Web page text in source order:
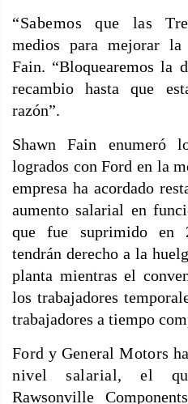
“Sabemos que las
medios para mejorar
Fain. “Bloquearemos la
recambio hasta que
razón”.
Shawn Fain enumeró
logrados con Ford en la
empresa ha acordado
aumento salarial en
que fue suprimido en
tendrán derecho a la
planta mientras el
los trabajadores
trabajadores a tiempo
Ford y General Motors
nivel salarial, el
Rawsonville